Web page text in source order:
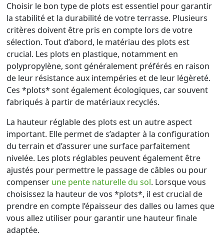
Choisir le bon type de plots est essentiel pour garantir
la stabilité et la durabilité de votre terrasse. Plusieurs
critères doivent être pris en compte lors de votre
sélection. Tout d’abord, le matériau des plots est
crucial. Les plots en plastique, notamment en
polypropylène, sont généralement préférés en raison
de leur résistance aux intempéries et de leur légèreté.
Ces *plots* sont également écologiques, car souvent
fabriqués à partir de matériaux recyclés.
La hauteur réglable des plots est un autre aspect
important. Elle permet de s’adapter à la configuration
du terrain et d’assurer une surface parfaitement
nivelée. Les plots réglables peuvent également être
ajustés pour permettre le passage de câbles ou pour
compenser une pente naturelle du sol. Lorsque vous
choisissez la hauteur de vos *plots*, il est crucial de
prendre en compte l’épaisseur des dalles ou lames que
vous allez utiliser pour garantir une hauteur finale
adaptée.